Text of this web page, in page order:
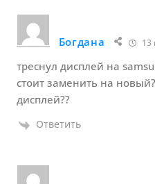
Богдана 13
треснул дисплей на
стоит заменить на
дисплей??
Ответить